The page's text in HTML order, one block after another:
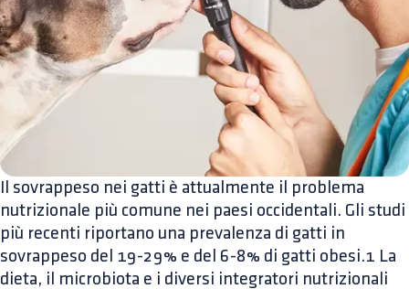
Il sovrappeso nei gatti è attualmente il problema
nutrizionale più comune nei paesi occidentali. Gli studi
più recenti riportano una prevalenza di gatti in
sovrappeso del 19-29% e del 6-8% di gatti obesi.1 La
dieta, il microbiota e i diversi integratori nutrizionali